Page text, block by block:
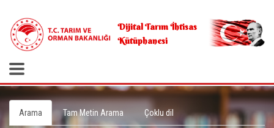
Dijital Tarım İhtisas
Kütüphanesi
Arama Tam Metin Arama Çoklu dil